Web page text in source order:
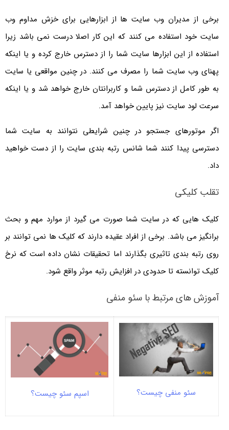
برخی از مدیران وب سایت ها از ابزارهایی برای خزش مداوم وب
سایت خود استفاده می کنند که این کار اصلا درست نمی باشد زیرا
استفاده از این ابزارها سایت شما را از دسترس خارج کرده و یا اینکه
پهنای وب سایت شما را مصرف می کنند. در چنین مواقعی یا سایت
به طور کامل از دسترس شما و کاربرانتان خارج خواهد شد و یا اینکه
سرعت لود سایت نیز پایین خواهد آمد.
اگر موتورهای جستجو در چنین شرایطی نتوانند به سایت شما
دسترسی پیدا کنند شما شانس رتبه بندی سایت را از دست خواهید
داد.
تقلب کلیکی
کلیک هایی که در سایت شما صورت می گیرد از موارد مهم و بحث
برانگیز می باشد. برخی از افراد عقیده دارند که کلیک ها نمی توانند بر
روی رتبه بندی تاثیری بگذارند اما تحقیقات نشان داده است که نرخ
کلیک توانسته تا حدودی در افزایش رتبه موثر واقع شود.
آموزش های مرتبط با سئو منفی
سئو منفی چیست؟ اسپم سئو چیست؟